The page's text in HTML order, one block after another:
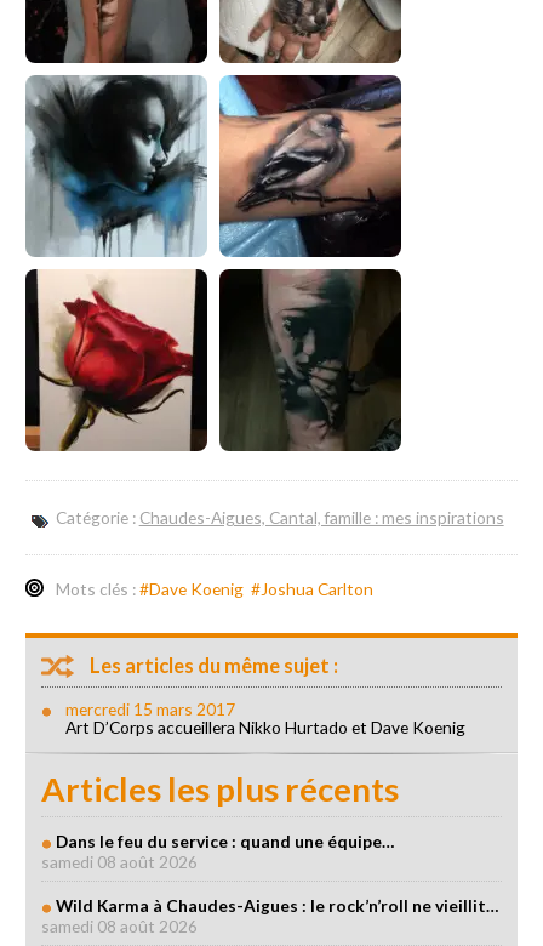
Catégorie : Chaudes-Aigues, Cantal, famille : mes inspirations
Mots clés :#Dave Koenig #Joshua Carlton
Les articles du même sujet :
mercredi 15 mars 2017
Art D’Corps accueillera Nikko Hurtado et Dave Koenig
Articles les plus récents
Dans le feu du service : quand une équipe…
samedi 08 août 2026
Wild Karma à Chaudes-Aigues : le rock’n’roll ne vieillit…
samedi 08 août 2026